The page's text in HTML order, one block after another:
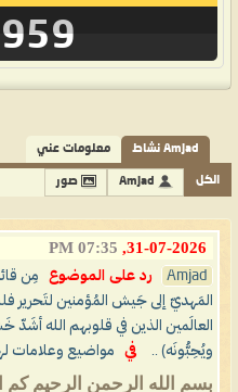
Amjad نشاط معلومات عني
الكل Amjad صور
31-07-2026,
07:35 PM
Amjad رد على الموضوع
مِن
المَهديّ إلى جَيش المُؤمنين
العالَمين الذين في قلوبهم الله
ويُحِبُّونَه) ..
في مواضيع وعلامات
بسم الله الرحمن الرحيم